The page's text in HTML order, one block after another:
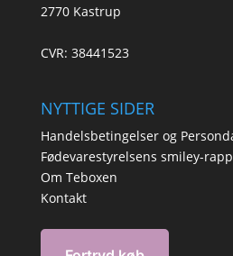
2770 Kastrup
CVR: 38441523
NYTTIGE SIDER
Handelsbetingelser og
Fødevarestyrelsens smiley-
Om Teboxen
Kontakt